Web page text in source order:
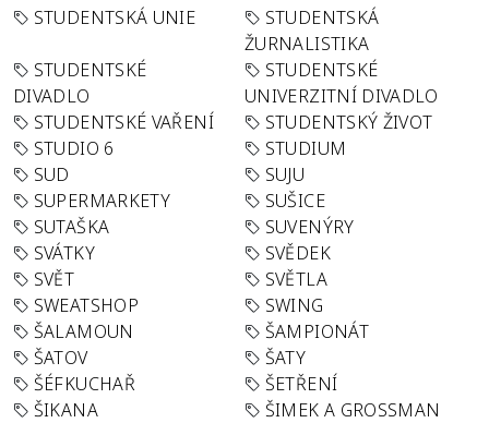
STUDENTSKÁ UNIE
STUDENTSKÁ
ŽURNALISTIKA
STUDENTSKÉ
DIVADLO
STUDENTSKÉ
UNIVERZITNÍ DIVADLO
STUDENTSKÉ VAŘENÍ
STUDENTSKÝ ŽIVOT
STUDIO 6
STUDIUM
SUD
SUJU
SUPERMARKETY
SUŠICE
SUTAŠKA
SUVENÝRY
SVÁTKY
SVĚDEK
SVĚT
SVĚTLA
SWEATSHOP
SWING
ŠALAMOUN
ŠAMPIONÁT
ŠATOV
ŠATY
ŠÉFKUCHAŘ
ŠETŘENÍ
ŠIKANA
ŠIMEK A GROSSMAN